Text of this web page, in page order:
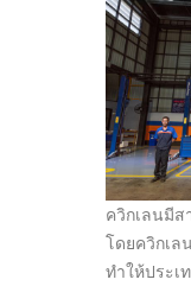
ควิกเลนมีส
โดยควิกเล
ทำให้ประเ